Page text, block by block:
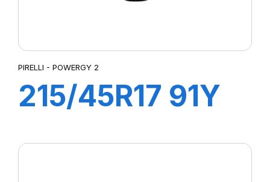
PIRELLI - POWERGY 2
215/45R17 91Y